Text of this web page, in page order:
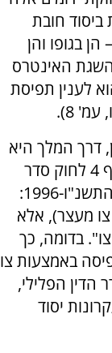
חובת
בגופו והן
האינטרס
לענין תפיסת
8).
דרך המלך היא
מעצר באמצעות צו שיפוטי, כאמור בסעיף 4 לחוק סדר
הדין הפלילי (סמכויות אכיפה-מעצרים), התשנ"ו-1996:
מעצר), אלא
בדומה, כך
באמצעות צו
23 לפקודת סדר הדין הפלילי,
יסוד